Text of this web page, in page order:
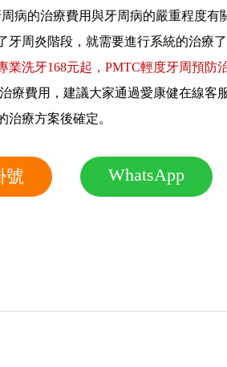
周病的治療費用與牙周病的嚴重程度有
牙周炎階段，就需要進行系統的治療
業洗牙168元起，PMTC輕度牙周預防
治療費用，建議大家通過愛康健在線
療方案後確定。
號 WhatsApp